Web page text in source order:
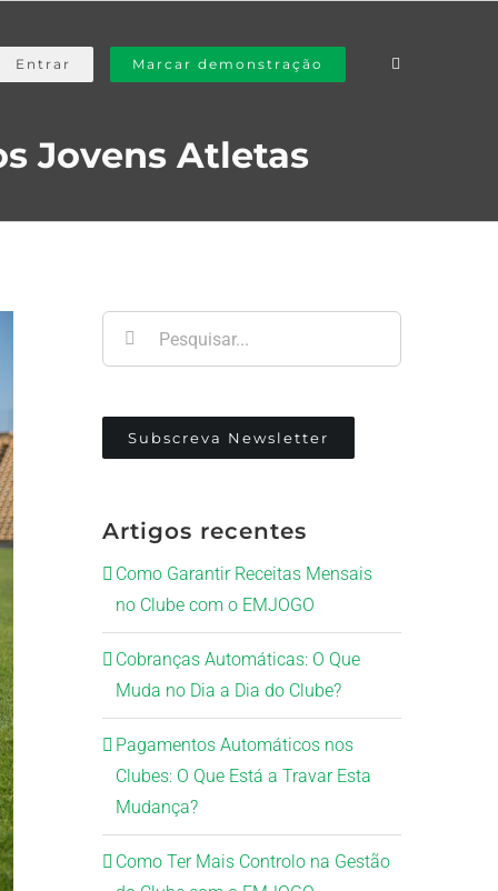
Entrar Marcar demonstração
Jovens Atletas
Subscreva Newsletter
Artigos recentes
Como Garantir Receitas Mensais
no Clube com o EMJOGO
Cobranças Automáticas: O Que
Muda no Dia a Dia do Clube?
Pagamentos Automáticos nos
Clubes: O Que Está a Travar Esta
Mudança?
Como Ter Mais Controlo na Gestão